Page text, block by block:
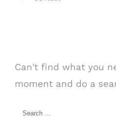
Can't find what you
moment and do a
Search